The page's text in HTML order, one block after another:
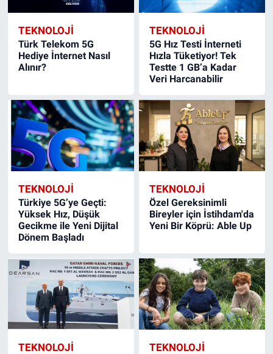
TEKNOLOJİ
Türk Telekom 5G
Hediye İnternet Nasıl
Alınır?
TEKNOLOJİ
5G Hız Testi İnterneti
Hızla Tüketiyor! Tek
Testte 1 GB’a Kadar
Veri Harcanabilir
TEKNOLOJİ
Türkiye 5G’ye Geçti:
Yüksek Hız, Düşük
Gecikme ile Yeni Dijital
Dönem Başladı
TEKNOLOJİ
Özel Gereksinimli
Bireyler için İstihdam'da
Yeni Bir Köprü: Able Up
TEKNOLOJİ TEKNOLOJİ